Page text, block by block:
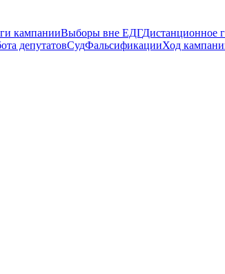
кампанииВыборы вне ЕДГДистанционное
депутатовСудФальсификацииХод